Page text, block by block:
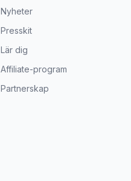
Nyheter
Presskit
Lär dig
Affiliate-program
Partnerskap